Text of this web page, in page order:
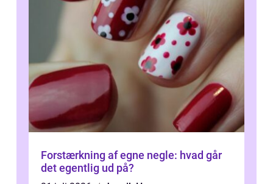
Forstærkning af egne negle: hvad går
det egentlig ud på?